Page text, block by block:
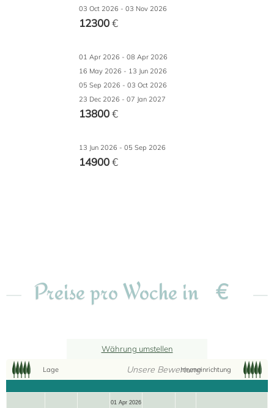
03 Oct 2026 - 03 Nov 2026
12300€
01 Apr 2026 - 08 Apr 2026
16 May 2026 - 13 Jun 2026
05 Sep 2026 - 03 Oct 2026
23 Dec 2026 - 07 Jan 2027
13800€
13 Jun 2026 - 05 Sep 2026
14900€
Preise pro Woche in €
Währung umstellen
Lage Unsere BewertungInneneinrichtung
01 Apr 2026